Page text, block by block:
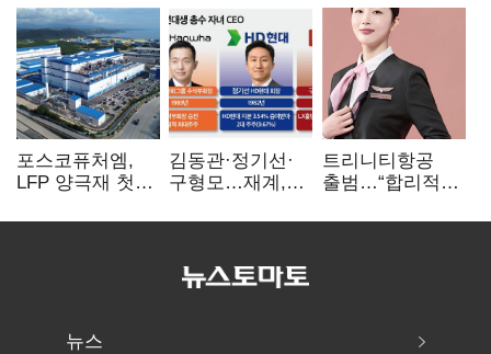
포스코퓨처엠,
LFP 양극재 첫
ESS 시장 공략
김동관·정기선·
구형모…재계,
전성시대
트리니티항공
출범…“합리적
서비스로 승부”
뉴스